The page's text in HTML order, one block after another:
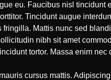
eu. Faucibus nisl tincidunt
Tincidunt augue
Mattis nunc sed
nibh sit amet
tortor. Massa enim nec
cursus mattis.